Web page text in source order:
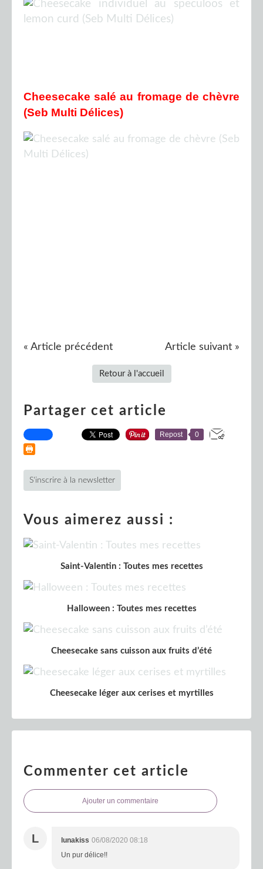
Cheesecake salé au fromage de chèvre
(Seb Multi Délices)
« Article précédent Article suivant »
Retour à l'accueil
Partager cet article
Repost 0
S'inscrire à la newsletter
Vous aimerez aussi :
Saint-Valentin : Toutes mes recettes
Halloween : Toutes mes recettes
Cheesecake sans cuisson aux fruits d’été
Cheesecake léger aux cerises et myrtilles
Commenter cet article
Ajouter un commentaire
L lunakiss 06/08/2020 08:18
Un pur délice!!